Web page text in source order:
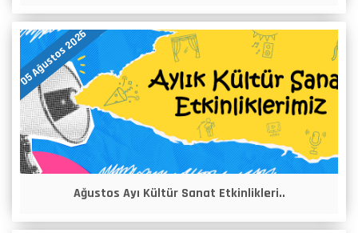
05 Ağustos 2026
Ağustos Ayı Kültür Sanat Etkinlikleri..